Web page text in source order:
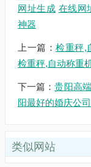
网址生成 在线网
神器
上一篇：检重秤,
检重秤,自动称重
下一篇：贵阳高
阳最好的婚庆公
类似网站